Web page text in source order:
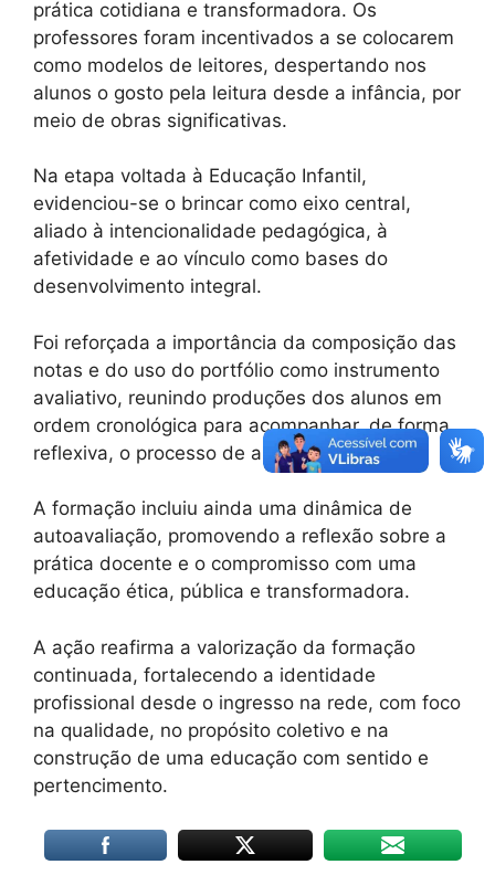
prática cotidiana e transformadora. Os
professores foram incentivados a se colocarem
como modelos de leitores, despertando nos
alunos o gosto pela leitura desde a infância, por
meio de obras significativas.
Na etapa voltada à Educação Infantil,
evidenciou-se o brincar como eixo central,
aliado à intencionalidade pedagógica, à
afetividade e ao vínculo como bases do
desenvolvimento integral.
Foi reforçada a importância da composição das
notas e do uso do portfólio como instrumento
avaliativo, reunindo produções dos alunos em
ordem cronológica para acompanhar, de forma
reflexiva, o processo de aprendizagem.
A formação incluiu ainda uma dinâmica de
autoavaliação, promovendo a reflexão sobre a
prática docente e o compromisso com uma
educação ética, pública e transformadora.
A ação reafirma a valorização da formação
continuada, fortalecendo a identidade
profissional desde o ingresso na rede, com foco
na qualidade, no propósito coletivo e na
construção de uma educação com sentido e
pertencimento.